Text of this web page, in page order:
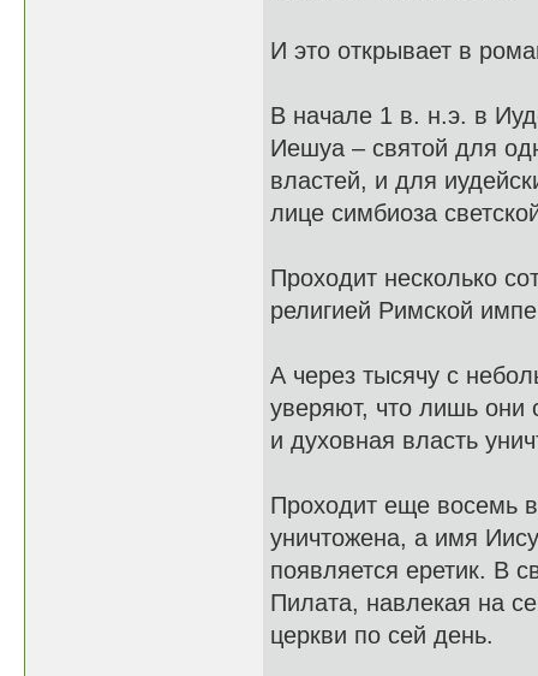
И это открывает в
В начале 1 в. н.э. в
Иешуа – святой для
властей, и для
лице симбиоза
Проходит несколько
религией Римской
А через тысячу с
уверяют, что лишь они
и духовная власть
Проходит еще восемь
уничтожена, а имя
появляется еретик. В
Пилата, навлекая на
церкви по сей день.